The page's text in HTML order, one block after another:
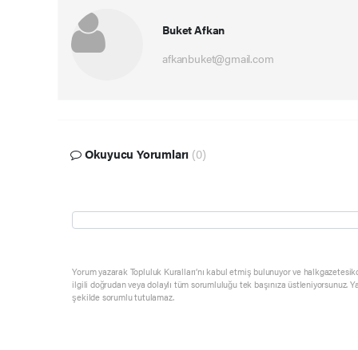
Buket Afkan
afkanbuket@gmail.com
Okuyucu Yorumları (0)
Yorum yazarak Topluluk Kuralları’nı kabul etmiş bulunuyor ve
ilgili doğrudan veya dolaylı tüm sorumluluğu tek başınıza üstleniyorsunuz.
şekilde sorumlu tutulamaz.